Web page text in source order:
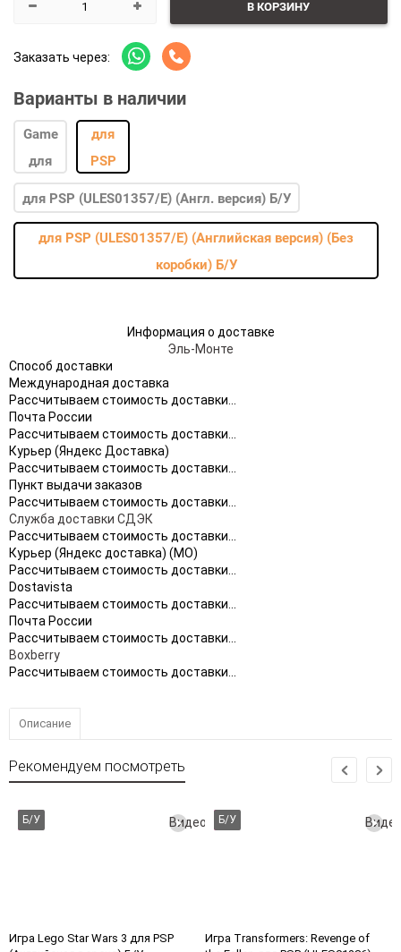
В КОРЗИНУ
Заказать через:
Варианты в наличии
для PSP (ULES01357/E) (Англ. версия) Б/У
для PSP (ULES01357/E) (Английская версия) (Без
коробки) Б/У
Информация о доставке
Эль-Монте
Способ доставки
Международная доставка
Рассчитываем стоимость доставки...
Почта России
Рассчитываем стоимость доставки...
Курьер (Яндекс Доставка)
Рассчитываем стоимость доставки...
Пункт выдачи заказов
Рассчитываем стоимость доставки...
Служба доставки СДЭК
Рассчитываем стоимость доставки...
Курьер (Яндекс доставка) (МО)
Рассчитываем стоимость доставки...
Dostavista
Рассчитываем стоимость доставки...
Почта России
Рассчитываем стоимость доставки...
Boxberry
Рассчитываем стоимость доставки...
Описание
Рекомендуем посмотреть
Видео
Б/У
Игра Lego Star Wars 3 для PSP
Б/У
Игра Transformers: Revenge of